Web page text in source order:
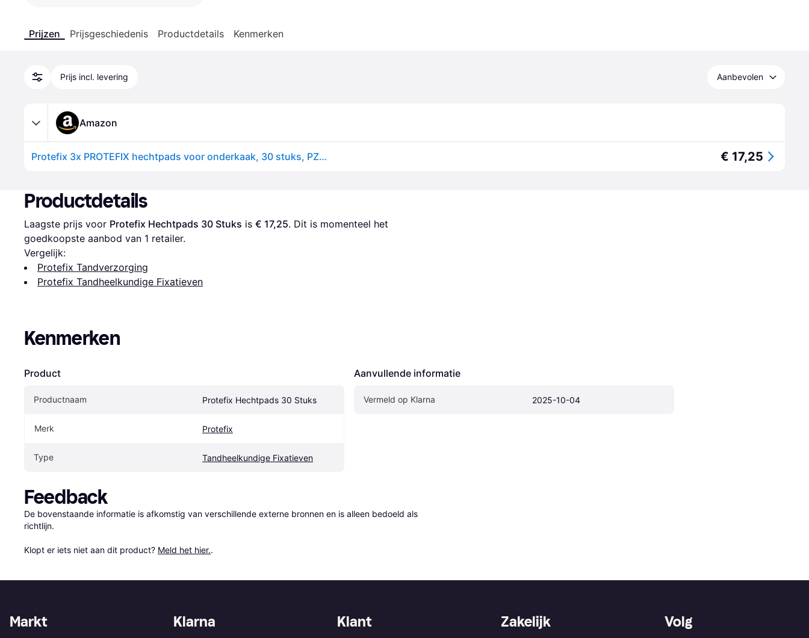
Prijzen Prijsgeschiedenis Productdetails Kenmerken
Prijs incl. levering Aanbevolen
Amazon
Protefix 3x PROTEFIX hechtpads voor onderkaak, 30 stuks, PZN 1599588, wit, tandhechtende lijm € 17,25
Productdetails
Laagste prijs voor Protefix Hechtpads 30 Stuks is € 17,25. Dit is momenteel het
goedkoopste aanbod van 1 retailer.
Vergelijk:
Protefix Tandverzorging
Protefix Tandheelkundige Fixatieven
Kenmerken
Product
Productnaam Protefix Hechtpads 30 Stuks
Merk Protefix
Type Tandheelkundige Fixatieven
Aanvullende informatie
Vermeld op Klarna 2025-10-04
Feedback
De bovenstaande informatie is afkomstig van verschillende externe bronnen en is alleen bedoeld als
richtlijn.
Klopt er iets niet aan dit product? Meld het hier..
Klarna Klant Zakelijk
Markt Volg